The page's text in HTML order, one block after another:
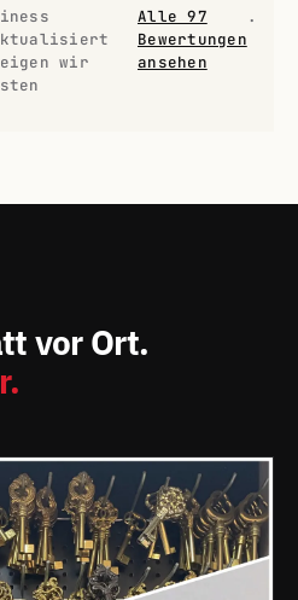
wir
Alle 97
Bewertungen
ansehen
.
vor Ort.